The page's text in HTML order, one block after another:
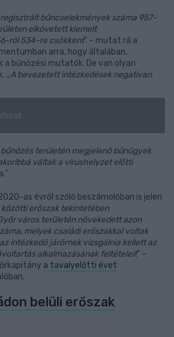
bűncselekmények száma 957-
elkövetett kiemelt
ról 534-re csökkent” – mutat rá a
arra, hogy általában,
a bűnözési mutatók. De van olyan
„A bevezetett intézkedések negatívan
területén megjelenő bűnügyek
váltak a vírushelyzet előtti
”
as évről szóló beszámolóban is jelen
erőszak tekintetében
város területén növekedett azon
melyek családi erőszakkal voltak
intézkedő járőrnek vizsgálnia kellett az
alkalmazásának feltételeit” –
a tavalyelőtti évet
belüli erőszak